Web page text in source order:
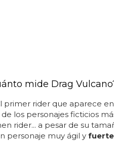
mide Drag
primer rider que aparece en
los personajes ficticios
rider... a pesar de su
personaje muy ágil y fuerte